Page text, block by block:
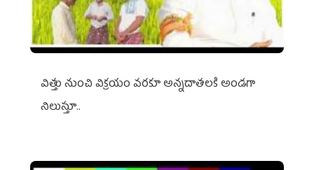
విత్తు నుంచి విక్రయం వరకూ అన్నదాతలకి అండగా
నిలుస్తూ..